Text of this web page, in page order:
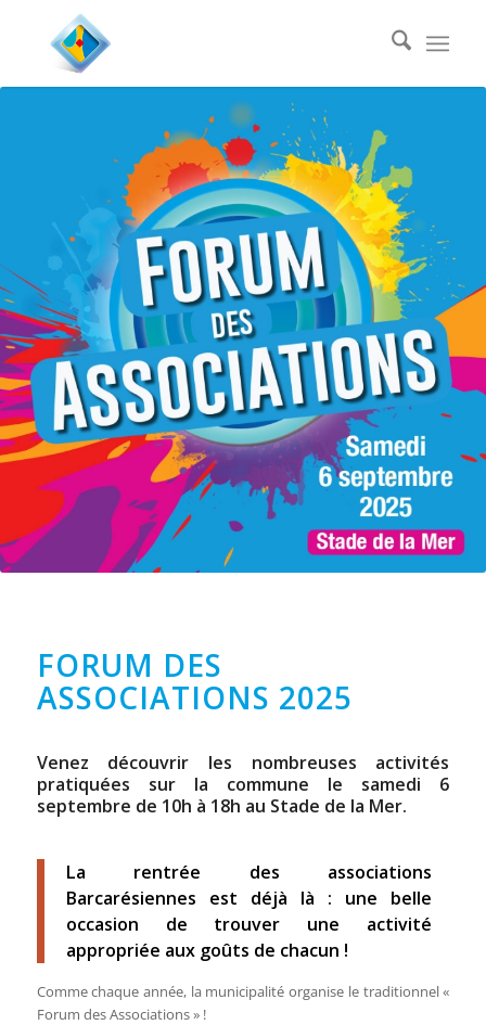
FORUM DES
ASSOCIATIONS 2025
Venez découvrir les nombreuses activités
pratiquées sur la commune le samedi 6
septembre de 10h à 18h au Stade de la Mer.
La rentrée des associations
Barcarésiennes est déjà là : une belle
occasion de trouver une activité
appropriée aux goûts de chacun !
Comme chaque année, la municipalité organise le traditionnel «
Forum des Associations » !